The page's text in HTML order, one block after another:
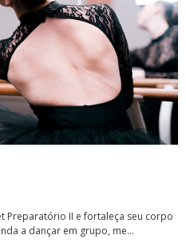
Preparatório II e fortaleça seu corpo
a dançar em grupo, me...